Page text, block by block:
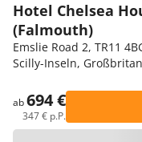
Hotel Chelsea
(Falmouth)
Emslie Road 2, TR11
Scilly-Inseln,
ab694 €
347 € p.P.